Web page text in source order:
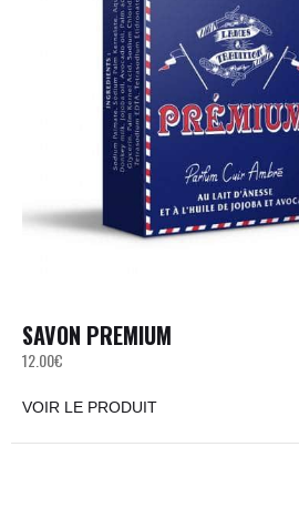
SAVON PREMIUM
12.00€
VOIR LE PRODUIT